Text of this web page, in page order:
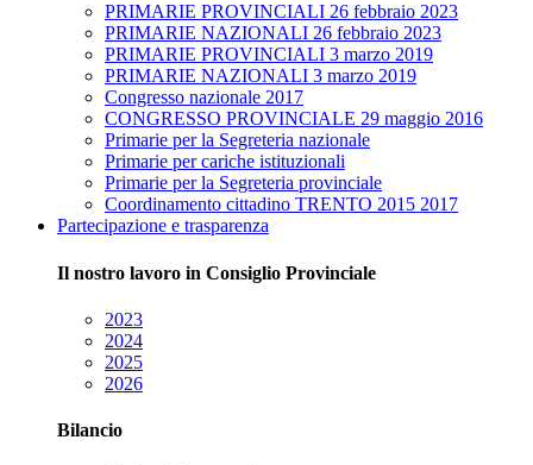
PRIMARIE PROVINCIALI 26 febbraio 2023
PRIMARIE NAZIONALI 26 febbraio 2023
PRIMARIE PROVINCIALI 3 marzo 2019
PRIMARIE NAZIONALI 3 marzo 2019
Congresso nazionale 2017
CONGRESSO PROVINCIALE 29 maggio 2016
Primarie per la Segreteria nazionale
Primarie per cariche istituzionali
Primarie per la Segreteria provinciale
Coordinamento cittadino TRENTO 2015 2017
Partecipazione e trasparenza
Il nostro lavoro in Consiglio Provinciale
2023
2024
2025
2026
Bilancio